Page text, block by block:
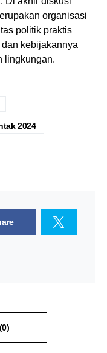
organisasi
politik praktis
kebijakannya
lingkungan.
2024